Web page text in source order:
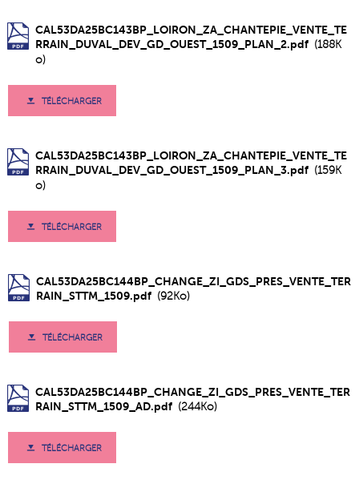
CAL53DA25BC143BP_LOIRON_ZA_CHANTEPIE_VENTE_TE
RRAIN_DUVAL_DEV_GD_OUEST_1509_PLAN_2.pdf (188K
o)
TÉLÉCHARGER
CAL53DA25BC143BP_LOIRON_ZA_CHANTEPIE_VENTE_TE
RRAIN_DUVAL_DEV_GD_OUEST_1509_PLAN_3.pdf (159K
o)
TÉLÉCHARGER
CAL53DA25BC144BP_CHANGE_ZI_GDS_PRES_VENTE_TER
RAIN_STTM_1509.pdf (92Ko)
TÉLÉCHARGER
CAL53DA25BC144BP_CHANGE_ZI_GDS_PRES_VENTE_TER
RAIN_STTM_1509_AD.pdf (244Ko)
TÉLÉCHARGER